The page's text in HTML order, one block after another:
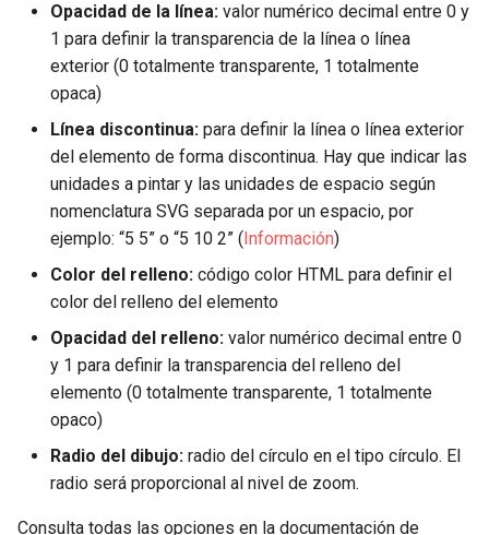
visorOpacidad de la línea: valor numérico decimal entre 0 y
1 para definir la transparencia de la línea o línea
exterior (0 totalmente transparente, 1 totalmente
opaca)
Línea discontinua: para definir la línea o línea exterior
del elemento de forma discontinua. Hay que indicar las
unidades a pintar y las unidades de espacio según
nomenclatura SVG separada por un espacio, por
ejemplo: “5 5” o “5 10 2” (Información)
Color del relleno: código color HTML para definir el
color del relleno del elemento
Opacidad del relleno: valor numérico decimal entre 0
y 1 para definir la transparencia del relleno del
elemento (0 totalmente transparente, 1 totalmente
opaco)
Radio del dibujo: radio del círculo en el tipo círculo. El
radio será proporcional al nivel de zoom.
Consulta todas las opciones en la documentación de